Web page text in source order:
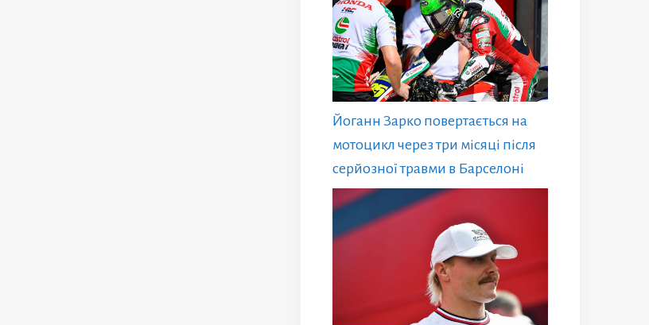
Йоганн Зарко повертається на
мотоцикл через три місяці після
серйозної травми в Барселоні